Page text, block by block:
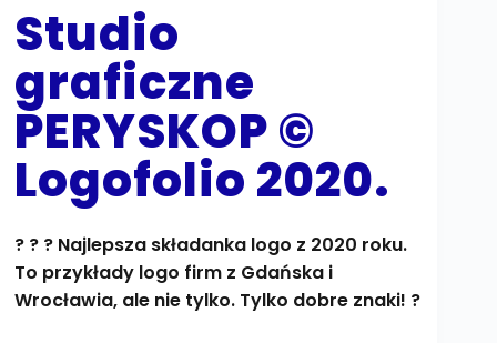
Studio
graficzne
PERYSKOP ©
Logofolio 2020.
? ? ? Najlepsza składanka logo z 2020 roku.
To przykłady logo firm z Gdańska i
Wrocławia, ale nie tylko. Tylko dobre znaki! ?